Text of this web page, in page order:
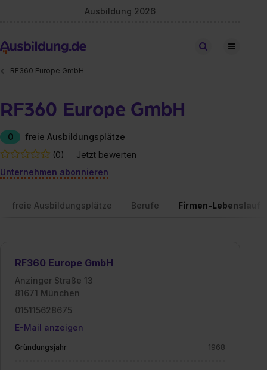
Ausbildung 2026
Stellen finden
RF360 Europe GmbH
RF360 Europe GmbH
0
freie Ausbildungsplätze
(0)
Jetzt bewerten
Unternehmen abonnieren
freie Ausbildungsplätze Berufe Firmen-Lebenslauf
RF360 Europe GmbH
Anzinger Straße 13
81671 München
015115628675
E-Mail anzeigen
Gründungsjahr 1968